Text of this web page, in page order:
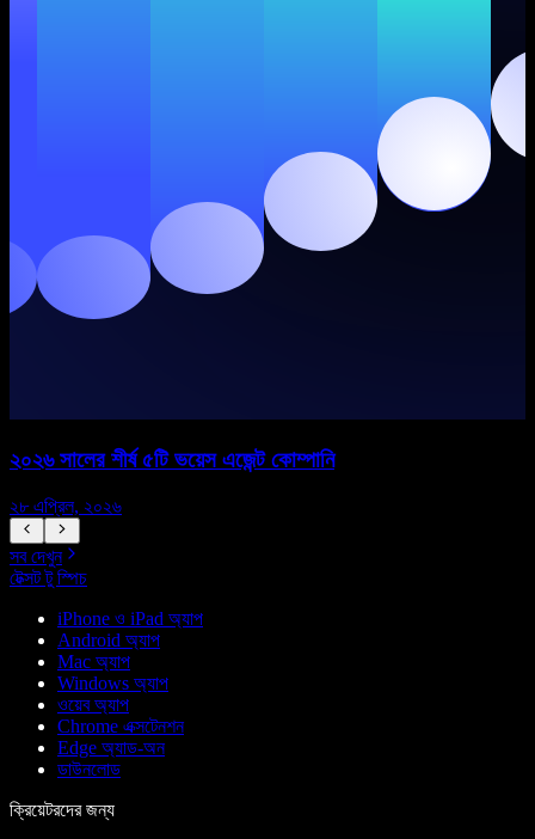
২০২৬ সালের শীর্ষ ৫টি ভয়েস এজেন্ট কোম্পানি
২৮ এপ্রিল, ২০২৬
সব দেখুন
টেক্সট টু স্পিচ
iPhone ও iPad অ্যাপ
Android অ্যাপ
Mac অ্যাপ
Windows অ্যাপ
ওয়েব অ্যাপ
Chrome এক্সটেনশন
Edge অ্যাড-অন
ডাউনলোড
ক্রিয়েটরদের জন্য